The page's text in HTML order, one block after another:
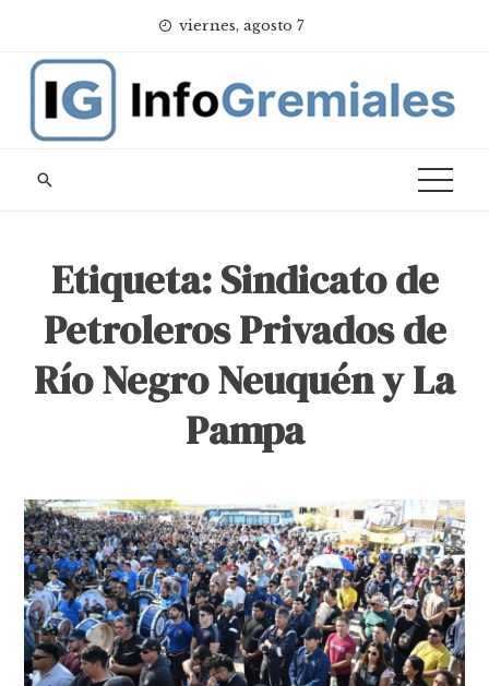
content
viernes, agosto 7
Etiqueta:Sindicato de
Petroleros Privados de
Río Negro Neuquén y La
Pampa